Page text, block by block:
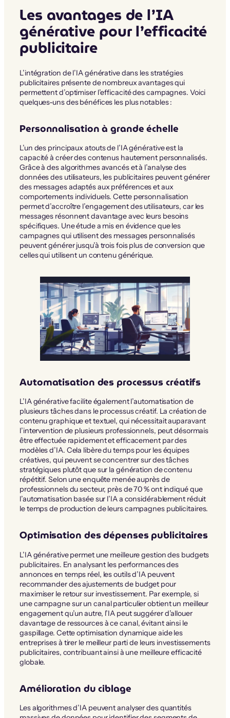
Les avantages de l’IA
générative pour l’efficacité
publicitaire
L’intégration de l’IA générative dans les stratégies
publicitaires présente de nombreux avantages qui
permettent d’optimiser l’efficacité des campagnes. Voici
quelques-uns des bénéfices les plus notables :
Personnalisation à grande échelle
L’un des principaux atouts de l’IA générative est la
capacité à créer des contenus hautement personnalisés.
Grâce à des algorithmes avancés et à l’analyse des
données des utilisateurs, les publicitaires peuvent générer
des messages adaptés aux préférences et aux
comportements individuels. Cette personnalisation
permet d’accroître l’engagement des utilisateurs, car les
messages résonnent davantage avec leurs besoins
spécifiques. Une étude a mis en évidence que les
campagnes qui utilisent des messages personnalisés
peuvent générer jusqu’à trois fois plus de conversion que
celles qui utilisent un contenu générique.
Automatisation des processus créatifs
L’IA générative facilite également l’automatisation de
plusieurs tâches dans le processus créatif. La création de
contenu graphique et textuel, qui nécessitait auparavant
l’intervention de plusieurs professionnels, peut désormais
être effectuée rapidement et efficacement par des
modèles d’IA. Cela libère du temps pour les équipes
créatives, qui peuvent se concentrer sur des tâches
stratégiques plutôt que sur la génération de contenu
répétitif. Selon une enquête menée auprès de
professionnels du secteur, près de 70 % ont indiqué que
l’automatisation basée sur l’IA a considérablement réduit
le temps de production de leurs campagnes publicitaires.
Optimisation des dépenses publicitaires
L’IA générative permet une meilleure gestion des budgets
publicitaires. En analysant les performances des
annonces en temps réel, les outils d’IA peuvent
recommander des ajustements de budget pour
maximiser le retour sur investissement. Par exemple, si
une campagne sur un canal particulier obtient un meilleur
engagement qu’un autre, l’IA peut suggérer d’allouer
davantage de ressources à ce canal, évitant ainsi le
gaspillage. Cette optimisation dynamique aide les
entreprises à tirer le meilleur parti de leurs investissements
publicitaires, contribuant ainsi à une meilleure efficacité
globale.
Amélioration du ciblage
Les algorithmes d’IA peuvent analyser des quantités